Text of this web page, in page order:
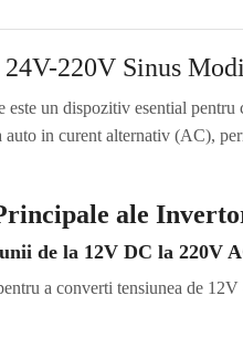
220V Sinus
un dispozitiv esential pentru
in curent alternativ (AC),
ale
de la 12V DC la 220V
a converti tensiunea de